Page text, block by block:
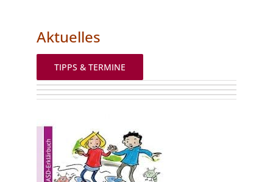
Aktuelles
TIPPS & TERMINE